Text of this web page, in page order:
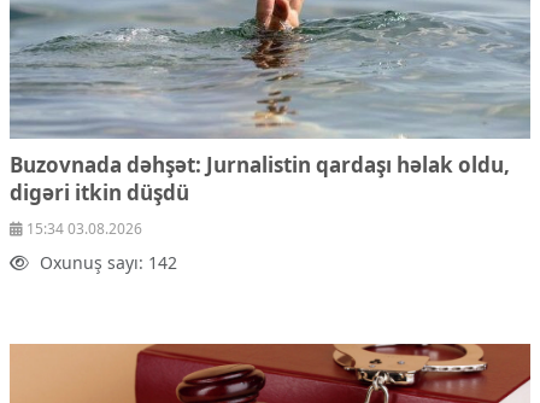
İqtisadi xəbərlər
Energetika
Neft-qaz
Əmək və sosial siyasət
Kənd təsərrüfatı
Telekommunikasiya və nəqliyyat
COP29
Məhkəmə və hüquq
Buzovnada dəhşət: Jurnalistin qardaşı həlak oldu,
digəri itkin düşdü
15:34 03.08.2026
Oxunuş sayı: 142